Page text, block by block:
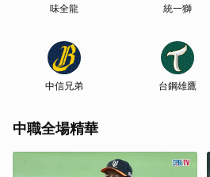
味全龍 統一獅
中信兄弟 台鋼雄鷹
中職全場精華